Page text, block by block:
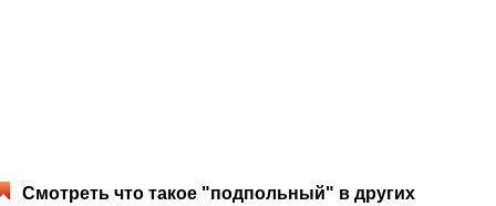
Смотреть что такое "подпольный" в других